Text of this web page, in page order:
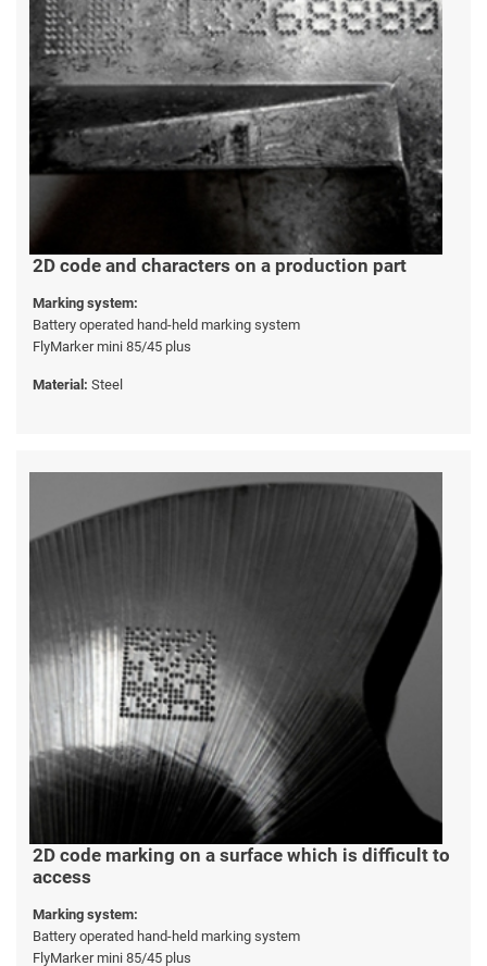
2D code and characters on a production part
Marking system:
Battery operated hand-held marking system
FlyMarker mini 85/45 plus
Material: Steel
2D code marking on a surface which is difficult to
access
Marking system:
Battery operated hand-held marking system
FlyMarker mini 85/45 plus